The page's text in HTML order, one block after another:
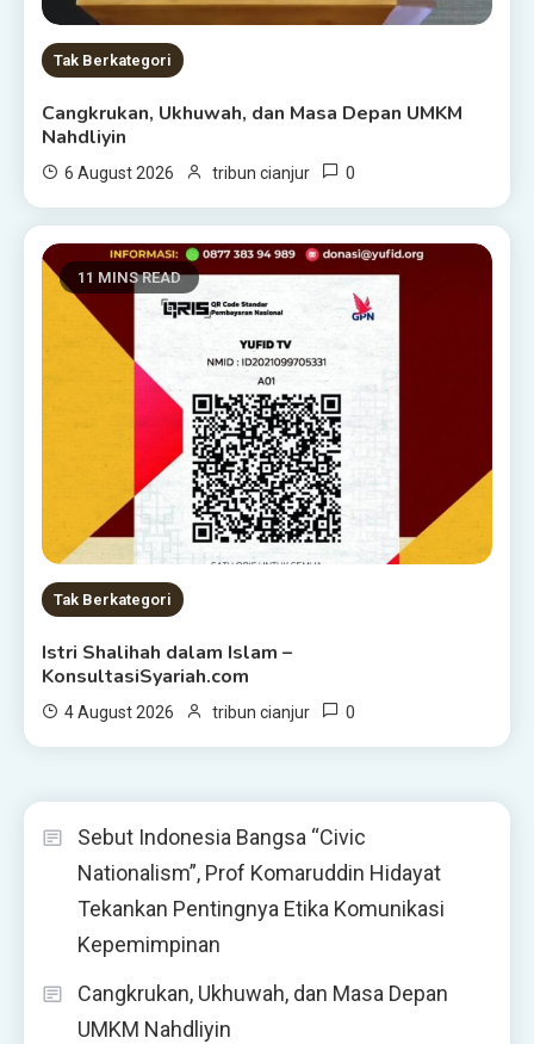
Tak Berkategori
Cangkrukan, Ukhuwah, dan Masa Depan UMKM
Nahdliyin
6 August 2026 tribun cianjur 0
11 MINS READ
Tak Berkategori
Istri Shalihah dalam Islam –
KonsultasiSyariah.com
4 August 2026 tribun cianjur 0
Sebut Indonesia Bangsa “Civic
Nationalism”, Prof Komaruddin Hidayat
Tekankan Pentingnya Etika Komunikasi
Kepemimpinan
Cangkrukan, Ukhuwah, dan Masa Depan
UMKM Nahdliyin